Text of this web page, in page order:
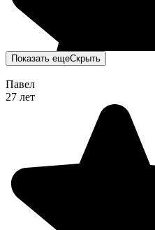
Показать ещеСкрыть
Павел
27 лет